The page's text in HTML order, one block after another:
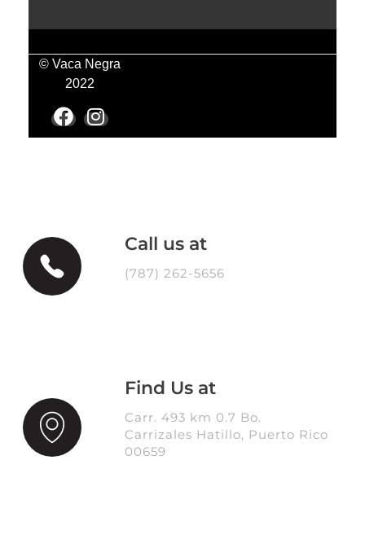
© Vaca Negra
2022
Call us at
(787) 262-5656
Find Us at
Carr. 493 km 0.7 Bo.
Carrizales Hatillo, Puerto Rico
00659